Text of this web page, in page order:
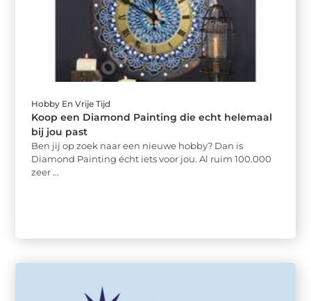
Hobby En Vrije Tijd
Koop een Diamond Painting die echt helemaal
bij jou past
Ben jij op zoek naar een nieuwe hobby? Dan is
Diamond Painting écht iets voor jou. Al ruim 100.000
zeer ...